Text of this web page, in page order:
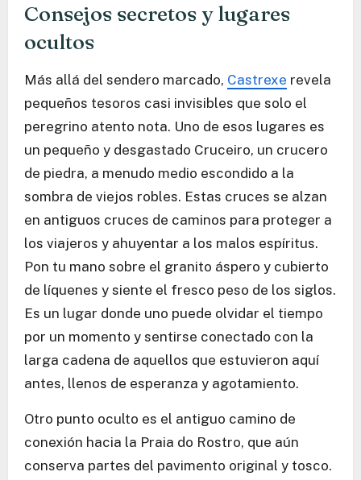
Consejos secretos y lugares
ocultos
Más allá del sendero marcado, Castrexe revela
pequeños tesoros casi invisibles que solo el
peregrino atento nota. Uno de esos lugares es
un pequeño y desgastado Cruceiro, un crucero
de piedra, a menudo medio escondido a la
sombra de viejos robles. Estas cruces se alzan
en antiguos cruces de caminos para proteger a
los viajeros y ahuyentar a los malos espíritus.
Pon tu mano sobre el granito áspero y cubierto
de líquenes y siente el fresco peso de los siglos.
Es un lugar donde uno puede olvidar el tiempo
por un momento y sentirse conectado con la
larga cadena de aquellos que estuvieron aquí
antes, llenos de esperanza y agotamiento.
Otro punto oculto es el antiguo camino de
conexión hacia la Praia do Rostro, que aún
conserva partes del pavimento original y tosco.